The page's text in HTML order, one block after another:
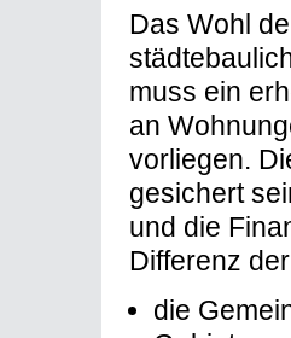
Das Wohl
muss ein
an
vorliegen.
gesichert
und die
Differenz
die